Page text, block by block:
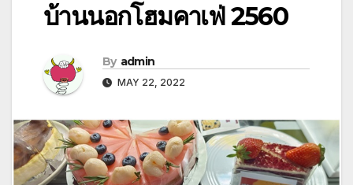
บ้านนอกโฮมคาเฟ่ 2560
By admin
MAY 22, 2022